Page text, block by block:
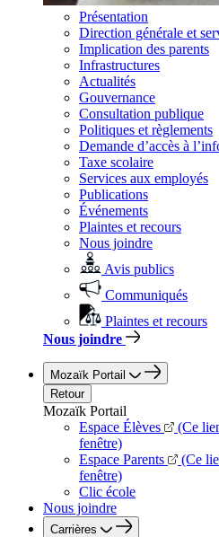
Présentation
Direction générale et
Implication des parents
Infrastructures
Actualités
Gouvernance
Consultation publique
Politiques et règlements
Demande d’accès à
Taxe scolaire
Services aux employés
Publications
Événements
Plaintes et recours
Nous joindre
Avis publics
Communiqués
Plaintes et recours
Nous joindre
Mozaïk Portail
Retour
Mozaïk Portail
Espace Élèves
(Ce
fenêtre)
Espace Parents
(Ce
fenêtre)
Clic école
Nous joindre
Carrières